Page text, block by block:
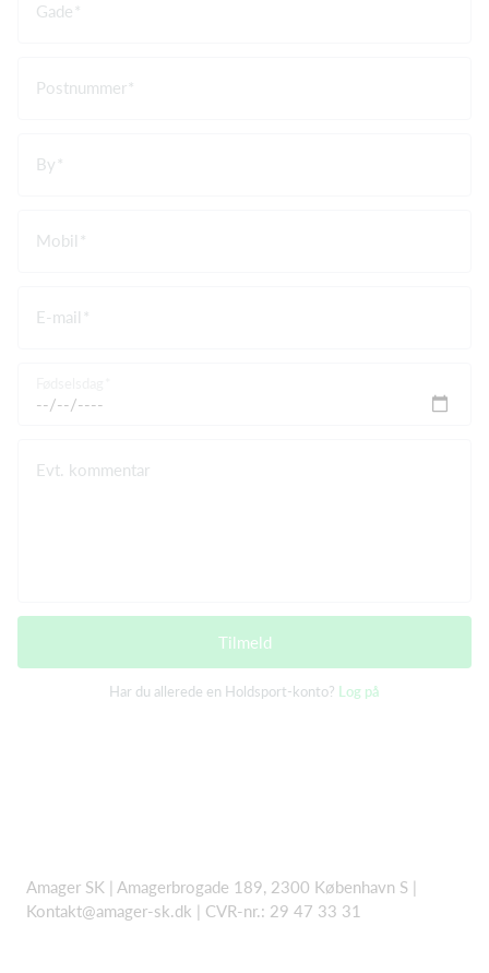
Gade
Postnummer
By
Mobil
E-mail
Evt. kommentar
Tilmeld
Har du allerede en Holdsport-konto? Log på
Amager SK | Amagerbrogade 189, 2300 København S |
Kontakt@amager-sk.dk | CVR-nr.: 29 47 33 31